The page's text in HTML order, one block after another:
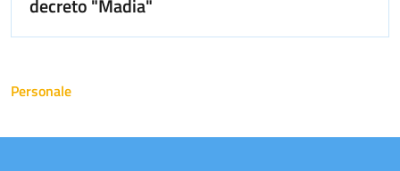
decreto "Madia"
Personale